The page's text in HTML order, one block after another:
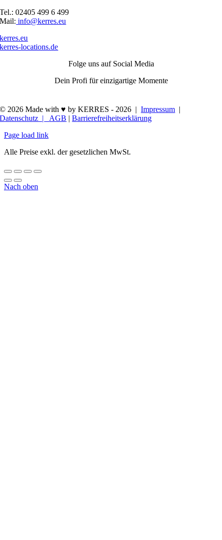
Tel.: 02405 499 6 499
Mail: info@kerres.eu
kerres.eu
kerres-locations.de
Folge uns auf Social Media
Dein Profi für einzigartige Momente
© 2026 Made with ♥ by KERRES - 2026 |Impressum |
Datenschutz | AGB |Barrierefreiheitserklärung
Page load link
Alle Preise exkl. der gesetzlichen MwSt.
Nach oben